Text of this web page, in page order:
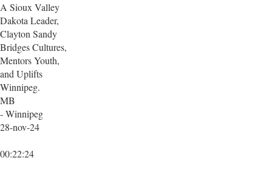
A Sioux Valley
Dakota Leader,
Clayton Sandy
Bridges Cultures,
Mentors Youth,
and Uplifts
Winnipeg.
MB
- Winnipeg
28-nov-24
00:22:24